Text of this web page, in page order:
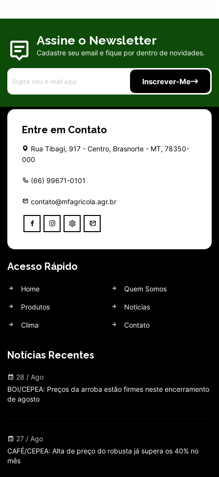
Assine o Newsletter
Cadastre seu email e fique por dentro de novidades.
Inscrever-Me
Entre em Contato
Rua Tibagi, 917 - Centro, Brasnorte - MT, 78350-
000
(66) 99671-0101
contato@mfagricola.agr.br
Acesso Rápido
Home Quem Somos
Produtos Noticias
Clima Contato
Notícias Recentes
28 / Ago
BOI/CEPEA: Preços da arroba estão firmes neste encerramento
de agosto
27 / Ago
CAFÉ/CEPEA: Alta de preço do robusta já supera os 40% no
mês